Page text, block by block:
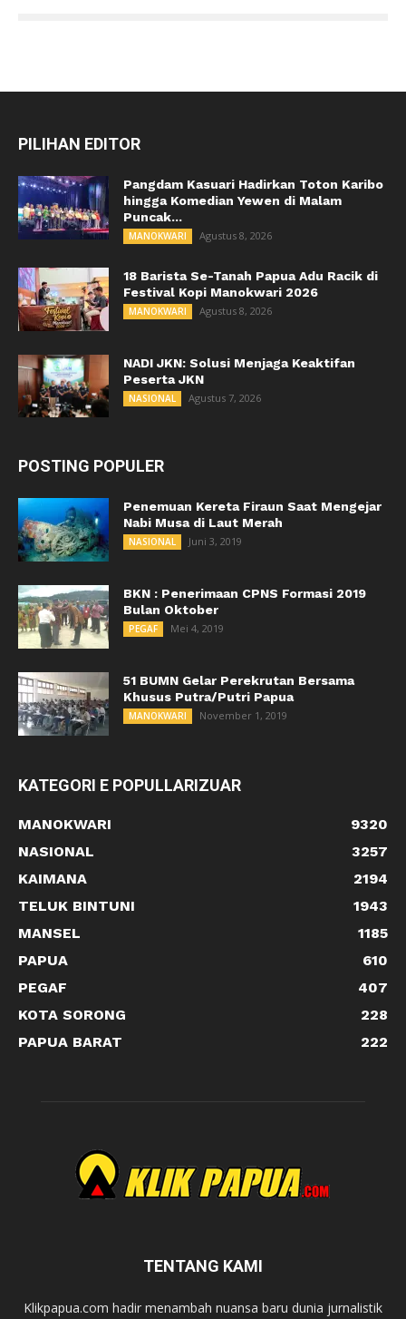
PILIHAN EDITOR
Pangdam Kasuari Hadirkan Toton Karibo
hingga Komedian Yewen di Malam
Puncak...
MANOKWARI Agustus 8, 2026
18 Barista Se-Tanah Papua Adu Racik di
Festival Kopi Manokwari 2026
MANOKWARI Agustus 8, 2026
NADI JKN: Solusi Menjaga Keaktifan
Peserta JKN
NASIONAL Agustus 7, 2026
POSTING POPULER
Penemuan Kereta Firaun Saat Mengejar
Nabi Musa di Laut Merah
NASIONAL Juni 3, 2019
BKN : Penerimaan CPNS Formasi 2019
Bulan Oktober
PEGAF Mei 4, 2019
51 BUMN Gelar Perekrutan Bersama
Khusus Putra/Putri Papua
MANOKWARI November 1, 2019
KATEGORI E POPULLARIZUAR
MANOKWARI
9320
NASIONAL
3257
KAIMANA
2194
TELUK BINTUNI
1943
MANSEL
1185
PAPUA
610
PEGAF
407
KOTA SORONG
228
PAPUA BARAT
222
TENTANG KAMI
Klikpapua.com hadir menambah nuansa baru dunia jurnalistik